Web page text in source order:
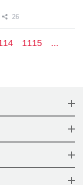
26
1115
...